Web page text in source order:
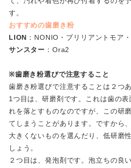
す。
おすすめの歯磨き粉
LION ：NONIO・ブリリアントモア
サンスター ：Ora2
※歯磨き粉選びで注意すること
歯磨き粉選びで注意することは２つあ
1つ目は、研磨剤です。これは歯の
れを落とすものなのですが、この研
てしまうことがあります。ですから
大きくないものを選んだり、低研磨
しょう。
２つ目は、発泡剤です。泡立ちの良